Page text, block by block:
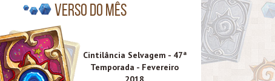
Verso do mês
Cintilância Selvagem - 47ª
Temporada - Fevereiro